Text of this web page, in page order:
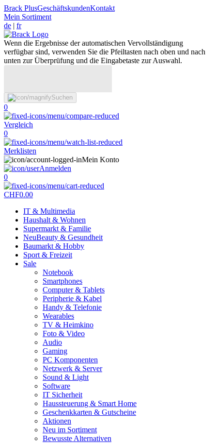
Brack PlusGeschäftskundenKontakt
Mein Sortiment
de | fr
Wenn die Ergebnisse der automatischen Vervollständigung
verfügbar sind, verwenden Sie die Pfeiltasten nach oben und nach
unten zur Überprüfung und die Eingabetaste zur Auswahl.
Suchen
0
Vergleich
0
Merklisten
Mein Konto
Anmelden
0
CHF0.00
IT & Multimedia
Haushalt & Wohnen
Supermarkt & Familie
NeuBeauty & Gesundheit
Baumarkt & Hobby
Sport & Freizeit
Sale
Notebook
Smartphones
Computer & Tablets
Peripherie & Kabel
Handy & Telefonie
Wearables
TV & Heimkino
Foto & Video
Audio
Gaming
PC Komponenten
Netzwerk & Server
Sound & Light
Software
IT Sicherheit
Haussteuerung & Smart Home
Geschenkkarten & Gutscheine
Aktionen
Neu im Sortiment
Bewusste Alternativen